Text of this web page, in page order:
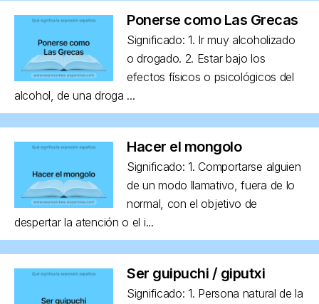
Ponerse como Las Grecas
Significado: 1. Ir muy alcoholizado
o drogado. 2. Estar bajo los
efectos físicos o psicológicos del
alcohol, de una droga ...
Hacer el mongolo
Significado: 1. Comportarse alguien
de un modo llamativo, fuera de lo
normal, con el objetivo de
despertar la atención o el i...
Ser guipuchi / giputxi
Significado: 1. Persona natural de la